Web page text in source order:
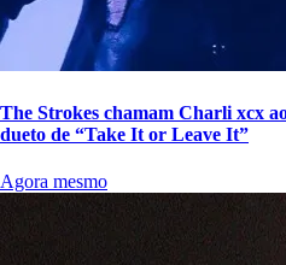
The Strokes chamam Charli xcx
dueto de “Take It or Leave It”
Agora mesmo